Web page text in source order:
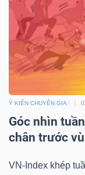
Ý KIẾN CHUYÊN GIA
Góc nhìn
chân trước
VN-Index khép